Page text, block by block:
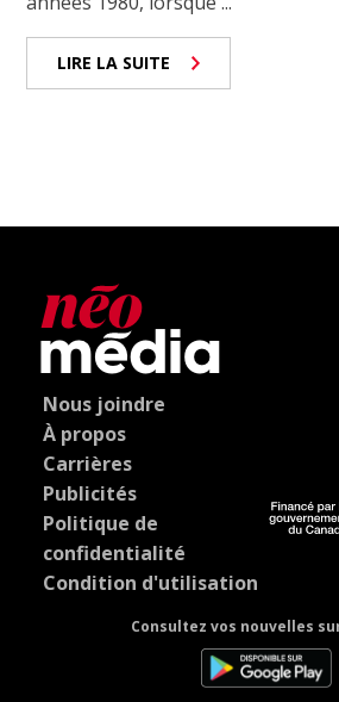
LIRE LA SUITE
Nous joindre
À propos
Carrières
Publicités
Politique de
confidentialité
Condition d'utilisation
Consultez vos nouvelles